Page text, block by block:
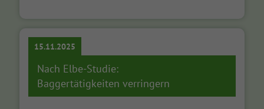
15.11.2025
Nach Elbe-Studie:
Baggertätigkeiten verringern